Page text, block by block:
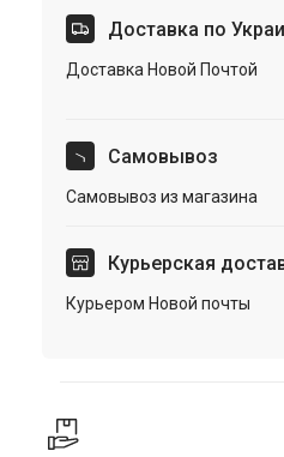
Доставка по
Доставка Новой Почтой
Cамовывоз
Самовывоз из магазина
Курьерская
Курьером Новой почты